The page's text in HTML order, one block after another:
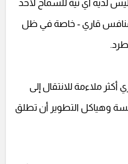
لديه أي نية للسماح لأحد
منافس قاري - خاصة في ظل
ملاءمة للانتقال إلى
وهياكل التطوير أن تطلق